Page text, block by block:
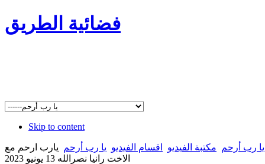
فضائية الطريق
Skip to content
يا رب أرحم مكتبة الفيديو اقسام الفيديو يا رب أرحم
يارب ارحم مع
الاخت رانيا نصرالله 13 يونيو 2023